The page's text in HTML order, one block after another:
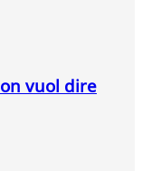
vuol dire